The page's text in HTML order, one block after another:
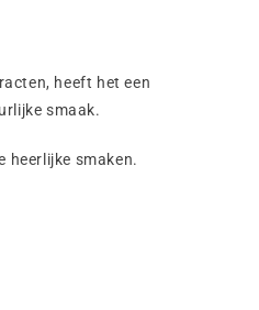
heeft het een
smaak.
heerlijke smaken.